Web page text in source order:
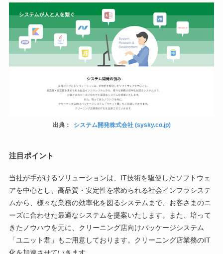
出典： システム開発株式会社 (sysky.co.jp)
注目ポイント
当社が手がけるソリューションは、IT技術を駆使したソフトウェ
アを中心とし、高品質・安定性を求められる社会インフラシステ
ムから、様々な業務の効率化を図るシステムまで、お客さまのニ
ーズに合わせた最適なシステムを提案いたします。また、培って
きたノウハウを元に、クリーニング店向けパッケージシステム
「ユニット君」もご用意しております。クリーニング店業務のIT